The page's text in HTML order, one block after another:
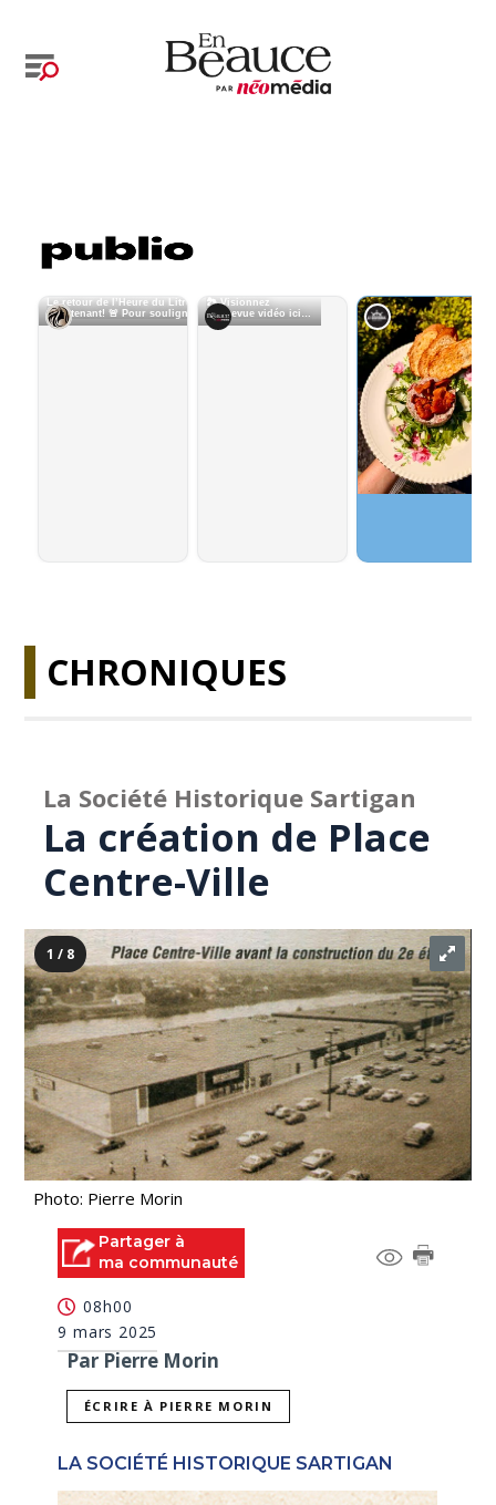
CHRONIQUES
La Société Historique Sartigan
La création de Place
Centre-Ville
1 / 8
Photo: Pierre Morin
Partager à
ma communauté
08h00
9 mars 2025
Par Pierre Morin
ÉCRIRE À PIERRE MORIN
LA SOCIÉTÉ HISTORIQUE SARTIGAN